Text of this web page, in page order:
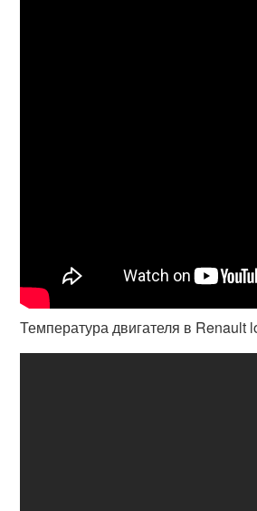
Температура двигателя в Renault